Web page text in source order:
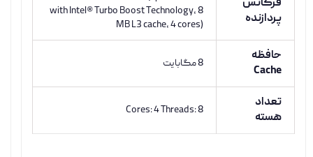
فرکانس
پردازنده
with Intel® Turbo Boost Technology, 8
MB L3 cache, 4 cores)
حافظه
Cache
8 مگابایت
تعداد
هسته
Cores: 4 Threads: 8